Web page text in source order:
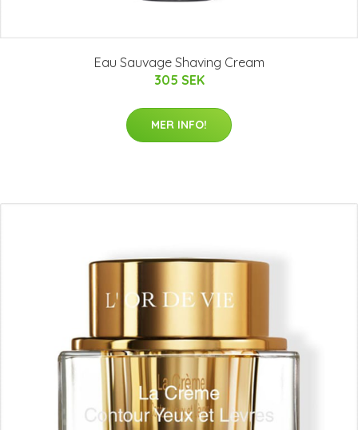
Eau Sauvage Shaving Cream
305 SEK
MER INFO!